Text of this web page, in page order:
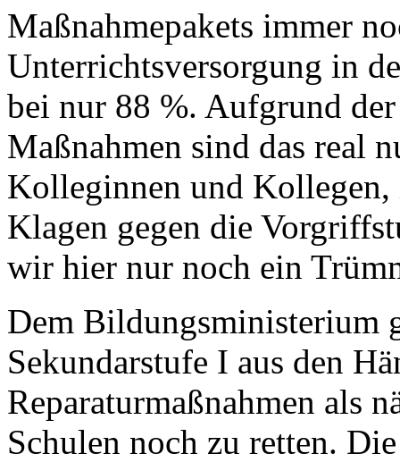
Maßnahmepakets immer
Unterrichtsversorgung in
bei nur 88 %. Aufgrund
Maßnahmen sind das real
Kolleginnen und Kollegen,
Klagen gegen die
wir hier nur noch ein
Dem Bildungsministerium
Sekundarstufe I aus den
Reparaturmaßnahmen als
Schulen noch zu retten.